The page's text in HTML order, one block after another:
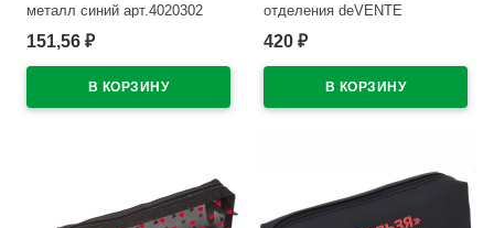
металл синий арт.4020302
В наличии
151,56 ₽
отделения deVENTE
Интроверт (Introvert)
арт.7020669
420 ₽